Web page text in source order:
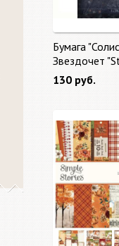
Бумага
Звездочет
130 руб.